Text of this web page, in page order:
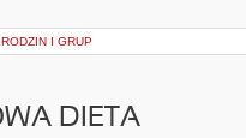
I GRUP
DIETA